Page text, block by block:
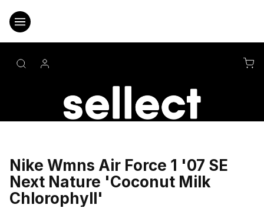
obsah
Nike Wmns Air Force 1 '07 SE
Next Nature 'Coconut Milk
Chlorophyll'